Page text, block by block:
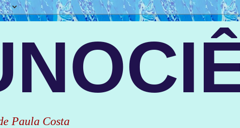
Paula Costa